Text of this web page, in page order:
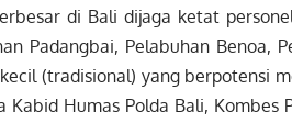
di Bali dijaga ketat
Padangbai, Pelabuhan Benoa,
(tradisional) yang berpotensi
Kabid Humas Polda Bali, Kombes